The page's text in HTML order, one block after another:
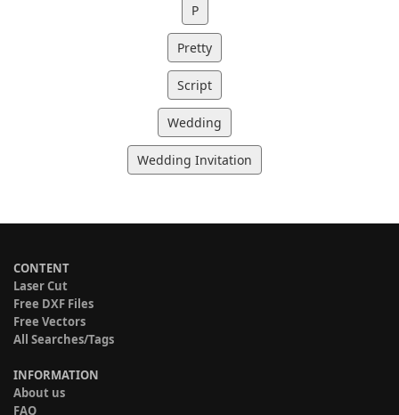
P
Pretty
Script
Wedding
Wedding Invitation
CONTENT
Laser Cut
Free DXF Files
Free Vectors
All Searches/Tags
INFORMATION
About us
FAQ